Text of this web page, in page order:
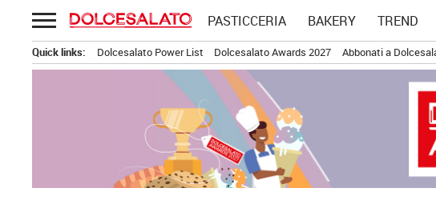
Passa
al
contenuto
PASTICCERIA BAKERY TREND
Quick links: Dolcesalato Power List Dolcesalato Awards 2027 Abbonati a